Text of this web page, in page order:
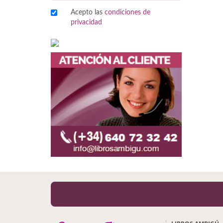
Acepto las condiciones de
privacidad